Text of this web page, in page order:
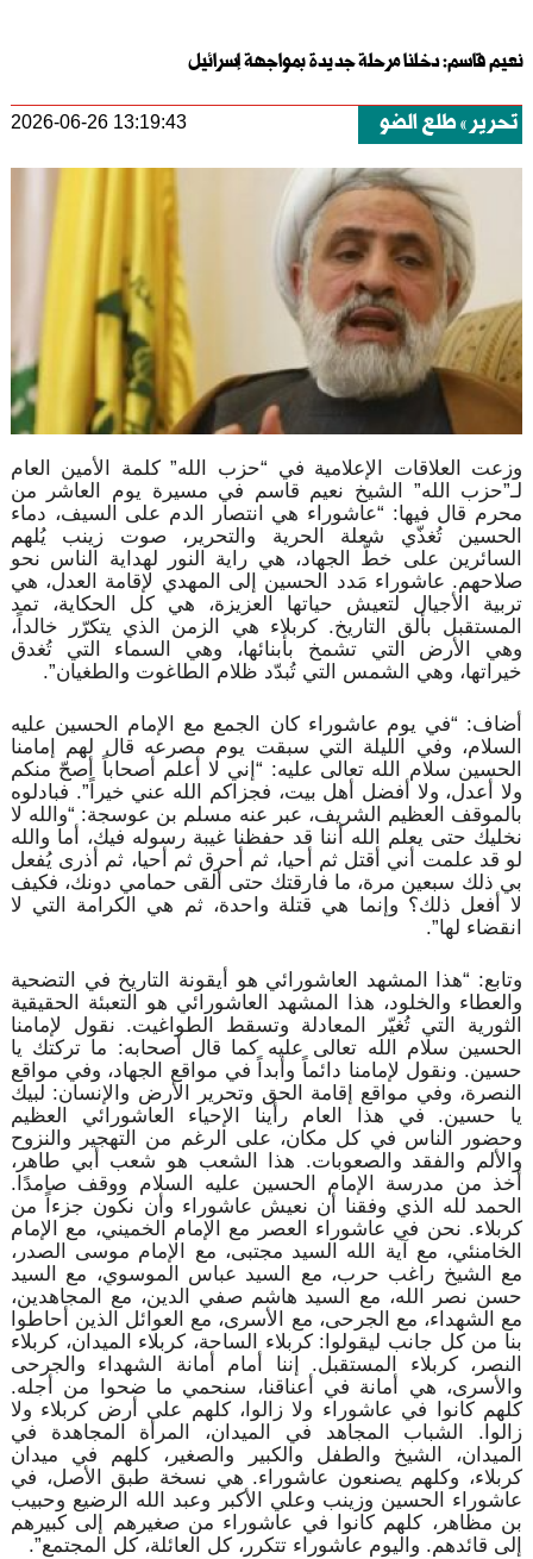
نعيم قاسم: دخلنا مرحلة جديدة بمواجهة إسرائيل
تحرير طلع الضو 2026-06-26 13:19:43
وزعت العلاقات الإعلامية في “حزب الله” كلمة الأمين العام
لـ”حزب الله” الشيخ نعيم قاسم في مسيرة يوم العاشر من
محرم قال فيها: “عاشوراء هي انتصار الدم على السيف، دماء
الحسين تُغذّي شعلة الحرية والتحرير، صوت زينب يُلهم
السائرين على خطّ الجهاد، هي راية النور لهداية الناس نحو
صلاحهم. عاشوراء مَدد الحسين إلى المهدي لإقامة العدل، هي
تربية الأجيال لتعيش حياتها العزيزة، هي كل الحكاية، تمد
المستقبل بألق التاريخ. كربلاء هي الزمن الذي يتكرّر خالداً،
وهي الأرض التي تشمخ بأبنائها، وهي السماء التي تُغدق
خيراتها، وهي الشمس التي تُبدّد ظلام الطاغوت والطغيان”.
أضاف: “في يوم عاشوراء كان الجمع مع الإمام الحسين عليه
السلام، وفي الليلة التي سبقت يوم مصرعه قال لهم إمامنا
الحسين سلام الله تعالى عليه: “إني لا أعلم أصحاباً أصحّ منكم
ولا أعدل، ولا أفضل أهل بيت، فجزاكم الله عني خيراً”. فبادلوه
بالموقف العظيم الشريف، عبر عنه مسلم بن عوسجة: “والله لا
نخليك حتى يعلم الله أننا قد حفظنا غيبة رسوله فيك، أما والله
لو قد علمت أني أقتل ثم أحيا، ثم أحرق ثم أحيا، ثم أذرى يُفعل
بي ذلك سبعين مرة، ما فارقتك حتى ألقى حمامي دونك، فكيف
لا أفعل ذلك؟ وإنما هي قتلة واحدة، ثم هي الكرامة التي لا
انقضاء لها”.
وتابع: “هذا المشهد العاشورائي هو أيقونة التاريخ في التضحية
والعطاء والخلود، هذا المشهد العاشورائي هو التعبئة الحقيقية
الثورية التي تُغيّر المعادلة وتسقط الطواغيت. نقول لإمامنا
الحسين سلام الله تعالى عليه كما قال أصحابه: ما تركتك يا
حسين. ونقول لإمامنا دائماً وأبداً في مواقع الجهاد، وفي مواقع
النصرة، وفي مواقع إقامة الحق وتحرير الأرض والإنسان: لبيك
يا حسين. في هذا العام رأينا الإحياء العاشورائي العظيم
وحضور الناس في كل مكان، على الرغم من التهجير والنزوح
والألم والفقد والصعوبات. هذا الشعب هو شعب أبي طاهر،
أخذ من مدرسة الإمام الحسين عليه السلام ووقف صامدًا.
الحمد لله الذي وفقنا أن نعيش عاشوراء وأن نكون جزءاً من
كربلاء. نحن في عاشوراء العصر مع الإمام الخميني، مع الإمام
الخامنئي، مع آية الله السيد مجتبى، مع الإمام موسى الصدر،
مع الشيخ راغب حرب، مع السيد عباس الموسوي، مع السيد
حسن نصر الله، مع السيد هاشم صفي الدين، مع المجاهدين،
مع الشهداء، مع الجرحى، مع الأسرى، مع العوائل الذين أحاطوا
بنا من كل جانب ليقولوا: كربلاء الساحة، كربلاء الميدان، كربلاء
النصر، كربلاء المستقبل. إننا أمام أمانة الشهداء والجرحى
والأسرى، هي أمانة في أعناقنا، سنحمي ما ضحوا من أجله.
كلهم كانوا في عاشوراء ولا زالوا، كلهم على أرض كربلاء ولا
زالوا. الشباب المجاهد في الميدان، المرأة المجاهدة في
الميدان، الشيخ والطفل والكبير والصغير، كلهم في ميدان
كربلاء، وكلهم يصنعون عاشوراء. هي نسخة طبق الأصل، في
عاشوراء الحسين وزينب وعلي الأكبر وعبد الله الرضيع وحبيب
بن مظاهر، كلهم كانوا في عاشوراء من صغيرهم إلى كبيرهم
إلى قائدهم. واليوم عاشوراء تتكرر، كل العائلة، كل المجتمع”.